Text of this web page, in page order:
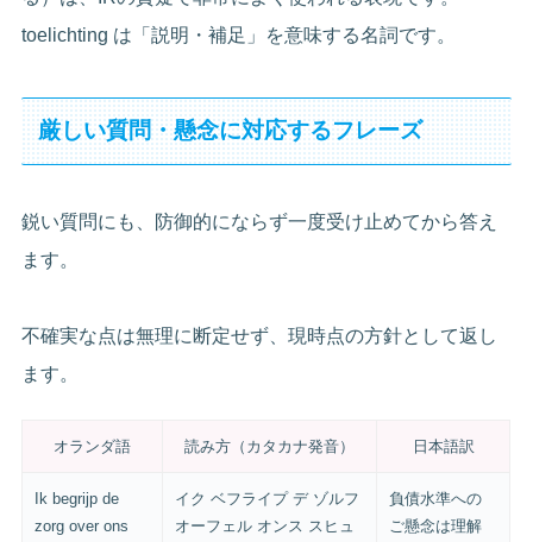
toelichting は「説明・補足」を意味する名詞です。
厳しい質問・懸念に対応するフレーズ
鋭い質問にも、防御的にならず一度受け止めてから答え
ます。
不確実な点は無理に断定せず、現時点の方針として返し
ます。
オランダ語 読み方（カタカナ発音） 日本語訳
Ik begrijp de
zorg over ons
イク ベフライプ デ ゾルフ
オーフェル オンス スヒュ
負債水準への
ご懸念は理解